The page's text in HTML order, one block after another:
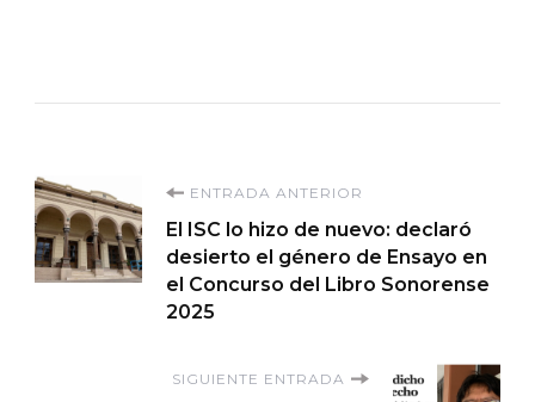
Navegación
de
entradas
ENTRADA ANTERIOR
El ISC lo hizo de nuevo: declaró
desierto el género de Ensayo en
el Concurso del Libro Sonorense
2025
SIGUIENTE ENTRADA